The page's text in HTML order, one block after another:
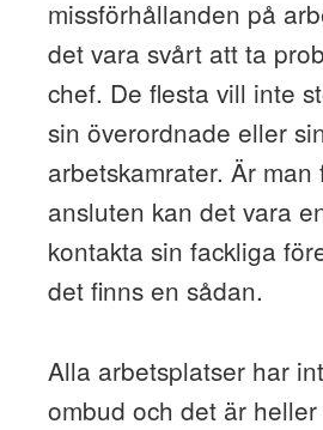
missförhållanden på
det vara svårt att ta
chef. De flesta vill inte
sin överordnade eller
arbetskamrater. Är man
ansluten kan det vara
kontakta sin fackliga
det finns en sådan.
Alla arbetsplatser har
ombud och det är